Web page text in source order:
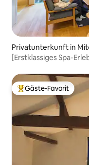
Privatunterkunft in
[Erstklassiges Spa-
zum Mieten/
Aufladung möglich
Beliebter Gäste-Favorit.
Gäste-Favorit